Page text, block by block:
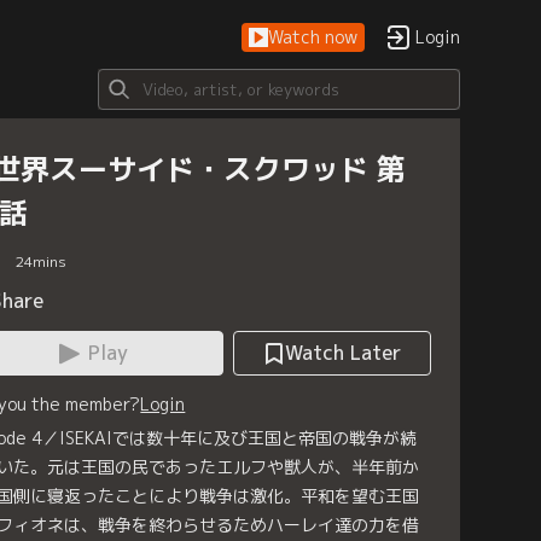
Watch now Login
界スーサイド・スクワッド 第
24mins
Play
Watch Later
the member?Login
4／ISEKAIでは数十年に及び王国と帝国の戦争が続
た。元は王国の民であったエルフや獣人が、半年前か
側に寝返ったことにより戦争は激化。平和を望む王国
ィオネは、戦争を終わらせるためハーレイ達の力を借